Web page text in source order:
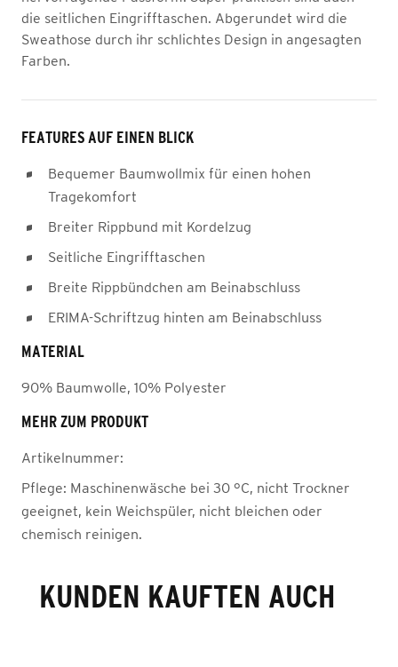
die seitlichen Eingrifftaschen. Abgerundet wird die
Sweathose durch ihr schlichtes Design in angesagten
Farben.
FEATURES AUF EINEN BLICK
Bequemer Baumwollmix für einen hohen
Tragekomfort
Breiter Rippbund mit Kordelzug
Seitliche Eingrifftaschen
Breite Rippbündchen am Beinabschluss
ERIMA-Schriftzug hinten am Beinabschluss
MATERIAL
90% Baumwolle, 10% Polyester
MEHR ZUM PRODUKT
Artikelnummer:
Pflege: Maschinenwäsche bei 30 °C, nicht Trockner
geeignet, kein Weichspüler, nicht bleichen oder
chemisch reinigen.
KUNDEN KAUFTEN AUCH